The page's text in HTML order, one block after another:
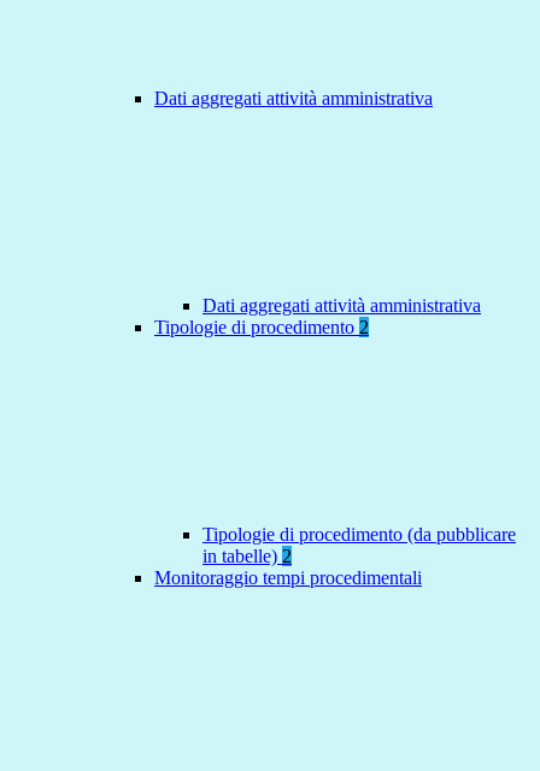
Dati aggregati attività amministrativa
Dati aggregati attività amministrativa
Tipologie di procedimento 2
Tipologie di procedimento (da pubblicare
in tabelle) 2
Monitoraggio tempi procedimentali